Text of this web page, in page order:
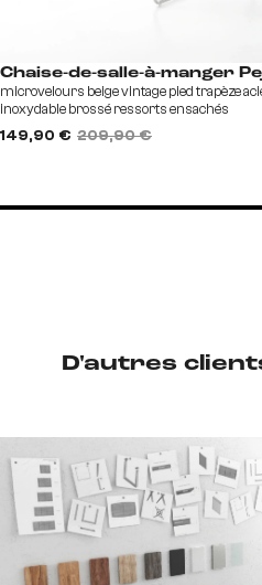
D'autres
Chaise-de-salle-à-manger
microvelours beige vintage pied trapèze
inoxydable brossé ressorts ensachés
149,90 € 209,90 €